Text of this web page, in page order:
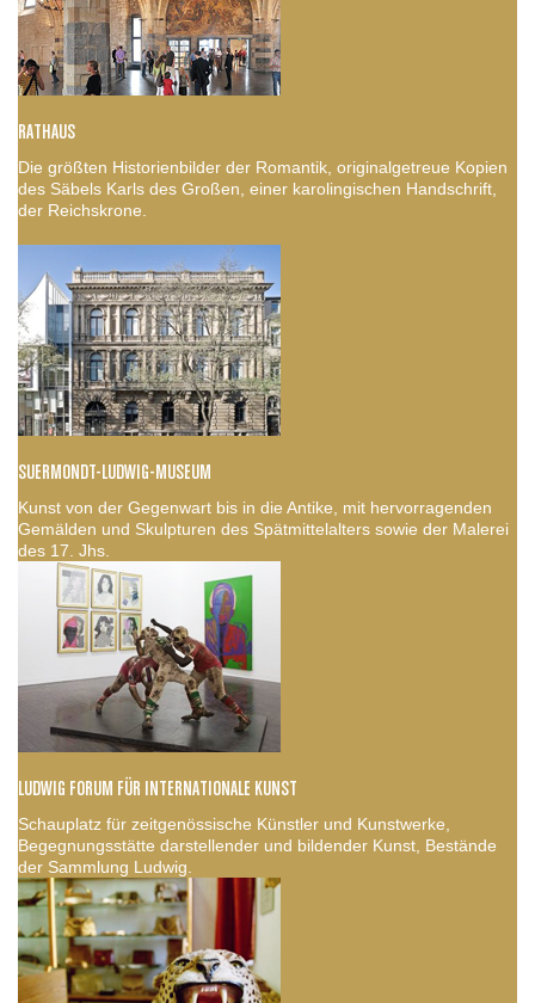
RATHAUS
Die größten Historienbilder der Romantik, originalgetreue Kopien
des Säbels Karls des Großen, einer karolingischen Handschrift,
der Reichskrone.
SUERMONDT-LUDWIG-MUSEUM
Kunst von der Gegenwart bis in die Antike, mit hervorragenden
Gemälden und Skulpturen des Spätmittelalters sowie der Malerei
des 17. Jhs.
LUDWIG FORUM FÜR INTERNATIONALE KUNST
Schauplatz für zeitgenössische Künstler und Kunstwerke,
Begegnungsstätte darstellender und bildender Kunst, Bestände
der Sammlung Ludwig.